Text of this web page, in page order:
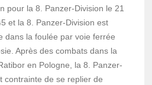
pour la 8. Panzer-Division le 21
et la 8. Panzer-Division est
dans la foulée par voie ferrée
Après des combats dans la
en Pologne, la 8. Panzer-
contrainte de se replier de